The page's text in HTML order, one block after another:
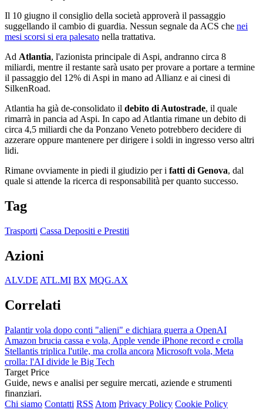
Il 10 giugno il consiglio della società approverà il passaggio
suggellando il cambio di guardia. Nessun segnale da ACS che nei
mesi scorsi si era palesato nella trattativa.
Ad Atlantia, l'azionista principale di Aspi, andranno circa 8
miliardi, mentre il restante sarà usato per provare a portare a termine
il passaggio del 12% di Aspi in mano ad Allianz e ai cinesi di
SilkenRoad.
Atlantia ha già de-consolidato il debito di Autostrade, il quale
rimarrà in pancia ad Aspi. In capo ad Atlantia rimane un debito di
circa 4,5 miliardi che da Ponzano Veneto potrebbero decidere di
azzerare oppure mantenere per dirigere i soldi in ingresso verso altri
lidi.
Rimane ovviamente in piedi il giudizio per i fatti di Genova, dal
quale si attende la ricerca di responsabilità per quanto successo.
Tag
Trasporti Cassa Depositi e Prestiti
Azioni
ALV.DE ATL.MI BX MQG.AX
Correlati
Palantir vola dopo conti "alieni" e dichiara guerra a OpenAI
Amazon brucia cassa e vola, Apple vende iPhone record e crolla
Stellantis triplica l'utile, ma crolla ancora Microsoft vola, Meta
crolla: l'AI divide le Big Tech
Target Price
Guide, news e analisi per seguire mercati, aziende e strumenti
finanziari.
Chi siamo Contatti RSS Atom Privacy Policy Cookie Policy